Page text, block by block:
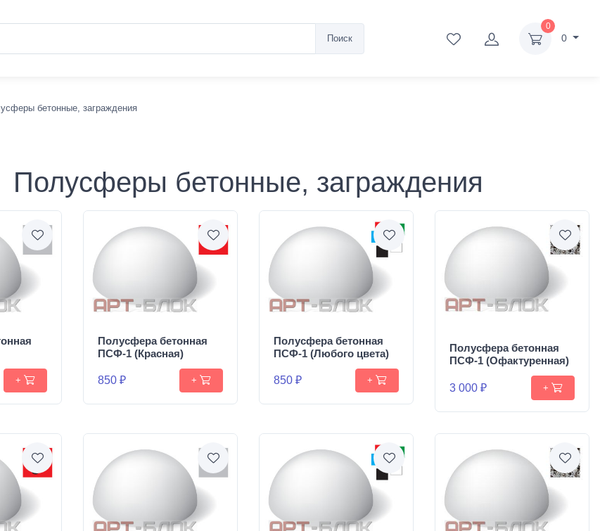
Поиск
0
0
бетонные, заграждения
Полусферы бетонные, заграждения
+
Полусфера бетонная
ПСФ-1 (Красная)
850 ₽ +
Полусфера бетонная
ПСФ-1 (Любого цвета)
850 ₽ +
Полусфера бетонная
ПСФ-1 (Офактуренная)
3 000 ₽ +